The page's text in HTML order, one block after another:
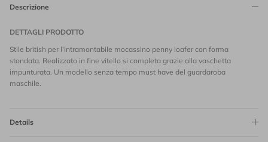
Descrizione
DETTAGLI PRODOTTO
Stile british per l'intramontabile mocassino penny loafer con forma
stondata. Realizzato in fine vitello si completa grazie alla vaschetta
impunturata. Un modello senza tempo must have del guardaroba
maschile.
Details